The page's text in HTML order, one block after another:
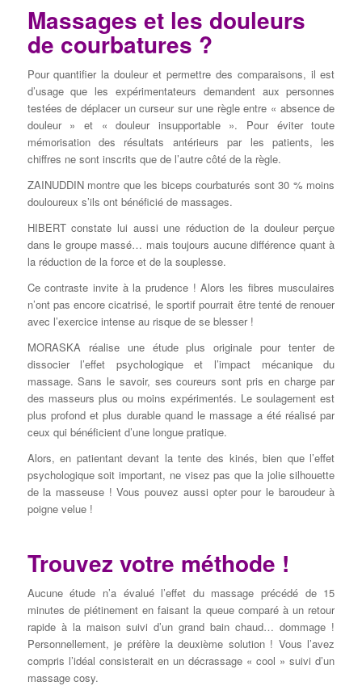
Massages et les douleurs
de courbatures ?
Pour quantifier la douleur et permettre des comparaisons, il est
d’usage que les expérimentateurs demandent aux personnes
testées de déplacer un curseur sur une règle entre « absence de
douleur » et « douleur insupportable ». Pour éviter toute
mémorisation des résultats antérieurs par les patients, les
chiffres ne sont inscrits que de l’autre côté de la règle.
ZAINUDDIN montre que les biceps courbaturés sont 30 % moins
douloureux s’ils ont bénéficié de massages.
HIBERT constate lui aussi une réduction de la douleur perçue
dans le groupe massé… mais toujours aucune différence quant à
la réduction de la force et de la souplesse.
Ce contraste invite à la prudence ! Alors les fibres musculaires
n’ont pas encore cicatrisé, le sportif pourrait être tenté de renouer
avec l’exercice intense au risque de se blesser !
MORASKA réalise une étude plus originale pour tenter de
dissocier l’effet psychologique et l’impact mécanique du
massage. Sans le savoir, ses coureurs sont pris en charge par
des masseurs plus ou moins expérimentés. Le soulagement est
plus profond et plus durable quand le massage a été réalisé par
ceux qui bénéficient d’une longue pratique.
Alors, en patientant devant la tente des kinés, bien que l’effet
psychologique soit important, ne visez pas que la jolie silhouette
de la masseuse ! Vous pouvez aussi opter pour le baroudeur à
poigne velue !
Trouvez votre méthode !
Aucune étude n’a évalué l’effet du massage précédé de 15
minutes de piétinement en faisant la queue comparé à un retour
rapide à la maison suivi d’un grand bain chaud… dommage !
Personnellement, je préfère la deuxième solution ! Vous l’avez
compris l’idéal consisterait en un décrassage « cool » suivi d’un
massage cosy.